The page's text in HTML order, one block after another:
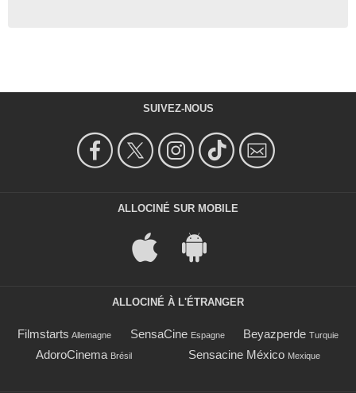
SUIVEZ-NOUS
ALLOCINÉ SUR MOBILE
ALLOCINÉ À L'ÉTRANGER
Filmstarts Allemagne SensaCine Espagne Beyazperde Turquie
AdoroCinema Brésil Sensacine México Mexique